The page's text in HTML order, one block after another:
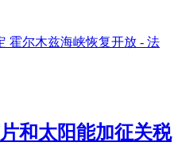
和太阳能加征关税